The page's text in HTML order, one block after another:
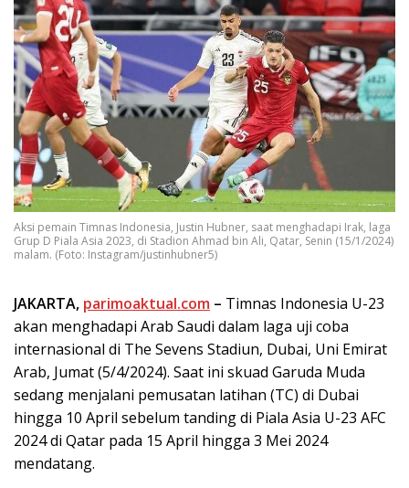
Aksi pemain Timnas Indonesia, Justin Hubner, saat menghadapi Irak, laga
Grup D Piala Asia 2023, di Stadion Ahmad bin Ali, Qatar, Senin (15/1/2024)
malam. (Foto: Instagram/justinhubner5)
JAKARTA, parimoaktual.com – Timnas Indonesia U-23
akan menghadapi Arab Saudi dalam laga uji coba
internasional di The Sevens Stadiun, Dubai, Uni Emirat
Arab, Jumat (5/4/2024). Saat ini skuad Garuda Muda
sedang menjalani pemusatan latihan (TC) di Dubai
hingga 10 April sebelum tanding di Piala Asia U-23 AFC
2024 di Qatar pada 15 April hingga 3 Mei 2024
mendatang.